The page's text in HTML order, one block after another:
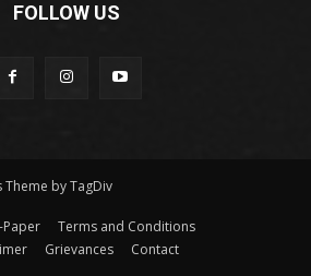
FOLLOW US
by TagDiv
Paper
Terms and Conditions
Grievances Contact